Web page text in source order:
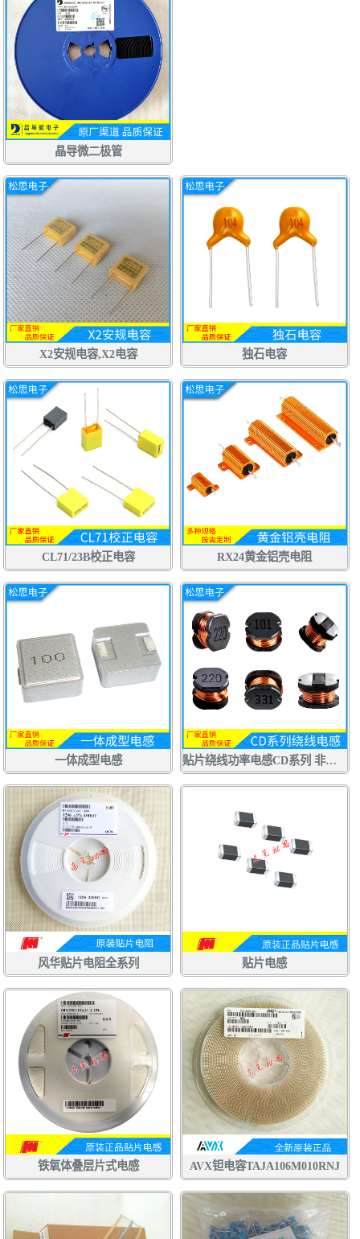
晶导微二极管
X2安规电容,X2电容 独石电容
CL71/23B校正电容 RX24黄金铝壳电阻
一体成型电感 贴片绕线功率电感CD系列 非屏蔽
风华贴片电阻全系列 贴片电感
铁氧体叠层片式电感 AVX钽电容TAJA106M010RNJ